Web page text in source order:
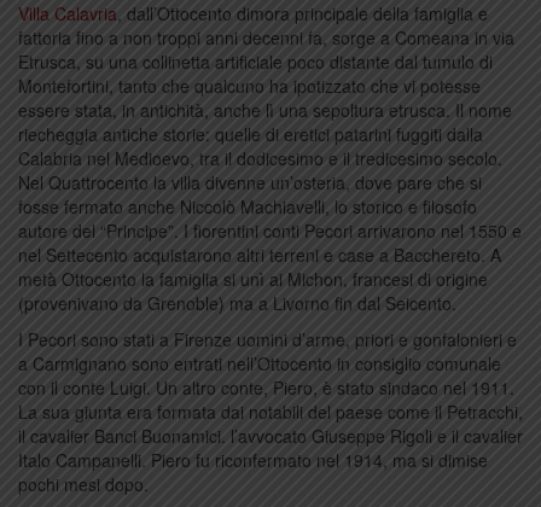
Villa Calavria, dall’Ottocento dimora principale della famiglia e
fattoria fino a non troppi anni decenni fa, sorge a Comeana in via
Etrusca, su una collinetta artificiale poco distante dal tumulo di
Montefortini, tanto che qualcuno ha ipotizzato che vi potesse
essere stata, in antichità, anche lì una sepoltura etrusca. Il nome
riecheggia antiche storie: quelle di eretici patarini fuggiti dalla
Calabria nel Medioevo, tra il dodicesimo e il tredicesimo secolo.
Nel Quattrocento la villa divenne un’osteria, dove pare che si
fosse fermato anche Niccolò Machiavelli, lo storico e filosofo
autore del “Principe”. I fiorentini conti Pecori arrivarono nel 1550 e
nel Settecento acquistarono altri terreni e case a Bacchereto. A
metà Ottocento la famiglia si unì ai Michon, francesi di origine
(provenivano da Grenoble) ma a Livorno fin dal Seicento.
I Pecori sono stati a Firenze uomini d’arme, priori e gonfalonieri e
a Carmignano sono entrati nell’Ottocento in consiglio comunale
con il conte Luigi. Un altro conte, Piero, è stato sindaco nel 1911.
La sua giunta era formata dai notabili del paese come il Petracchi,
il cavalier Banci Buonamici. l’avvocato Giuseppe Rigoli e il cavalier
Italo Campanelli. Piero fu riconfermato nel 1914, ma si dimise
pochi mesi dopo.